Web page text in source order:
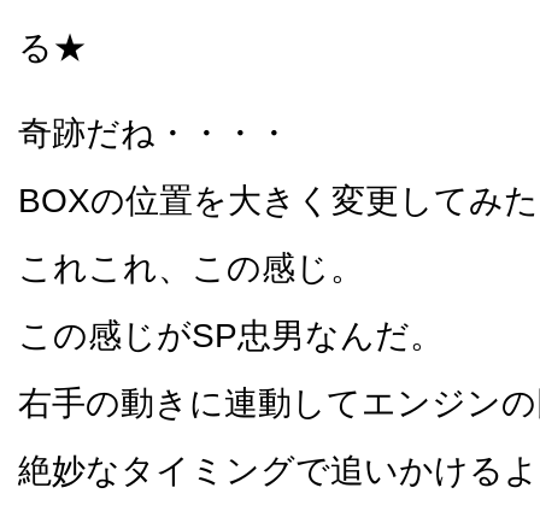
る★
奇跡だね・・・・
BOXの位置を大きく変更してみ
これこれ、この感じ。
この感じがSP忠男なんだ。
右手の動きに連動してエンジン
絶妙なタイミングで追いかける